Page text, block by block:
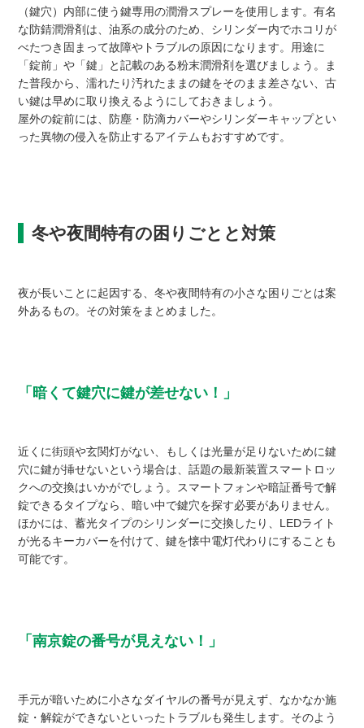
（鍵穴）内部に使う鍵専用の潤滑スプレーを使用します。有名
な防錆潤滑剤は、油系の成分のため、シリンダー内でホコリが
べたつき固まって故障やトラブルの原因になります。用途に
「錠前」や「鍵」と記載のある粉末潤滑剤を選びましょう。ま
た普段から、濡れたり汚れたままの鍵をそのまま差さない、古
い鍵は早めに取り換えるようにしておきましょう。
屋外の錠前には、防塵・防滴カバーやシリンダーキャップとい
った異物の侵入を防止するアイテムもおすすめです。
冬や夜間特有の困りごとと対策
夜が長いことに起因する、冬や夜間特有の小さな困りごとは案
外あるもの。その対策をまとめました。
「暗くて鍵穴に鍵が差せない！」
近くに街頭や玄関灯がない、もしくは光量が足りないために鍵
穴に鍵が挿せないという場合は、話題の最新装置スマートロッ
クへの交換はいかがでしょう。スマートフォンや暗証番号で解
錠できるタイプなら、暗い中で鍵穴を探す必要がありません。
ほかには、蓄光タイプのシリンダーに交換したり、LEDライト
が光るキーカバーを付けて、鍵を懐中電灯代わりにすることも
可能です。
「南京錠の番号が見えない！」
手元が暗いために小さなダイヤルの番号が見えず、なかなか施
錠・解錠ができないといったトラブルも発生します。そのよう